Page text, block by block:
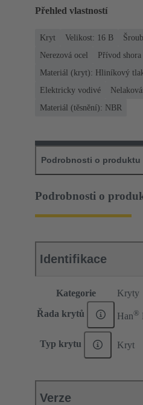
Přehled vlastností
Kryt Velikost: 16 B
Nerezová ocel
Přívod shora
Materiál (kryt): Hliníkový
Elektricky vodivé
Materiál (těsnění): NBR
Podrobnosti o produktu
Podrobnosti o
Identifikace
Kategorie Kryty
Řada krytů Han®
Typ krytu Kryt
Verze